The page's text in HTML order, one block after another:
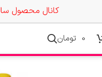
کانال محصول
0 تومان